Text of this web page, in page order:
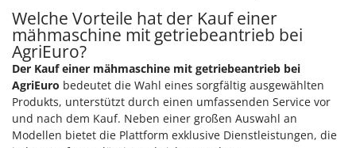
Welche Vorteile hat der Kauf einer
mähmaschine mit getriebeantrieb bei
AgriEuro?
Der Kauf einer mähmaschine mit getriebeantrieb bei
AgriEuro bedeutet die Wahl eines sorgfältig ausgewählten
Produkts, unterstützt durch einen umfassenden Service vor
und nach dem Kauf. Neben einer großen Auswahl an
Modellen bietet die Plattform exklusive Dienstleistungen, die